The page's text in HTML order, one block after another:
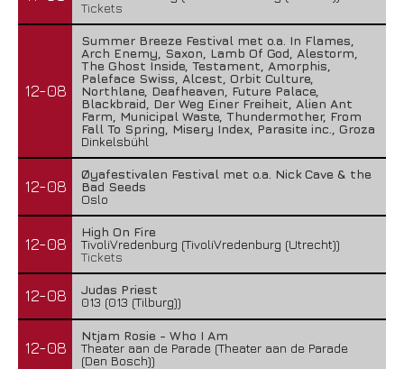
Tickets
12-08
Summer Breeze Festival met o.a. In Flames,
Arch Enemy, Saxon, Lamb Of God, Alestorm,
The Ghost Inside, Testament, Amorphis,
Paleface Swiss, Alcest, Orbit Culture,
Northlane, Deafheaven, Future Palace,
Blackbraid, Der Weg Einer Freiheit, Alien Ant
Farm, Municipal Waste, Thundermother, From
Fall To Spring, Misery Index, Parasite inc., Groza
Dinkelsbühl
12-08
Øyafestivalen Festival met o.a. Nick Cave & the
Bad Seeds
Oslo
12-08
High On Fire
TivoliVredenburg (TivoliVredenburg (Utrecht))
Tickets
12-08
Judas Priest
013 (013 (Tilburg))
12-08
Ntjam Rosie - Who I Am
Theater aan de Parade (Theater aan de Parade
(Den Bosch))